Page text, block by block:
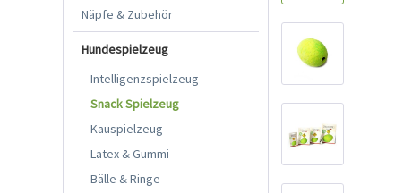
Näpfe & Zubehör
Hundespielzeug
Intelligenzspielzeug
Snack Spielzeug
Kauspielzeug
Latex & Gummi
Bälle & Ringe